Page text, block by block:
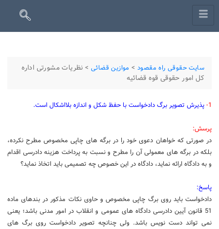
سایت حقوقی راه مقصود > موازین قضائی > نظریات مشورتی اداره
کل امور حقوقی قوه قضائیه
1- پذیرش تصویر برگ دادخواست با حفظ شکل و اندازه بلااشکال است.
پرسش:
در صورتی که خواهان دعوی خود را در برگه های چاپی مخصوص مطرح نکرده،
بلکه در برگه های معمولی آن را مطرح و نسبت به پرداخت هزینه دادرسی اقدام
و به دادگاه ارائه نماید، دادگاه در این خصوص چه تصمیمی باید اتخاذ نماید؟
پاسخ:
دادخواست باید روی برگ چاپی مخصوص و حاوی نکات مذکور در بندهای ماده
51 قانون آیین دادرسی دادگاه های عمومی و انقلاب در امور مدنی باشد؛ یعنی
نمی تواند دست نویس باشد. ولی چنانچه تصویر دادخواست روی برگ های